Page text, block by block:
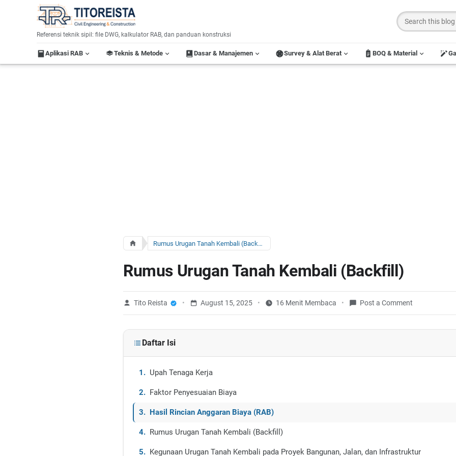
Referensi teknik sipil: file DWG, kalkulator RAB, dan panduan konstruksi
Aplikasi RAB Teknis & Metode Dasar & Manajemen Survey & Alat Berat BOQ & Material
Rumus Urugan Tanah Kembali (Backfill)
Rumus Urugan Tanah Kembali (Backfill)
Tito Reista August 15, 2025 16 Menit Membaca Post a Comment
Daftar Isi
Upah Tenaga Kerja
Faktor Penyesuaian Biaya
Hasil Rincian Anggaran Biaya (RAB)
Rumus Urugan Tanah Kembali (Backfill)
Kegunaan Urugan Tanah Kembali pada Proyek Bangunan, Jalan, dan Infrastruktur